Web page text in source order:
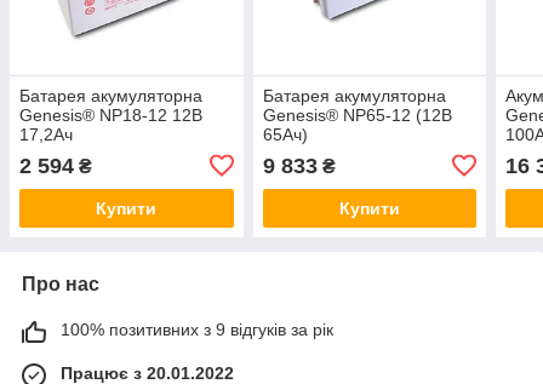
Батарея акумуляторна
Genesis® NP18-12 12В
17,2Ач
2 594 ₴
Купити
Батарея акумуляторна
Genesis® NP65-12 (12В
65Ач)
9 833₴
Купити
16
Про нас
100% позитивних з 9 відгуків за рік
Працює з 20.01.2022